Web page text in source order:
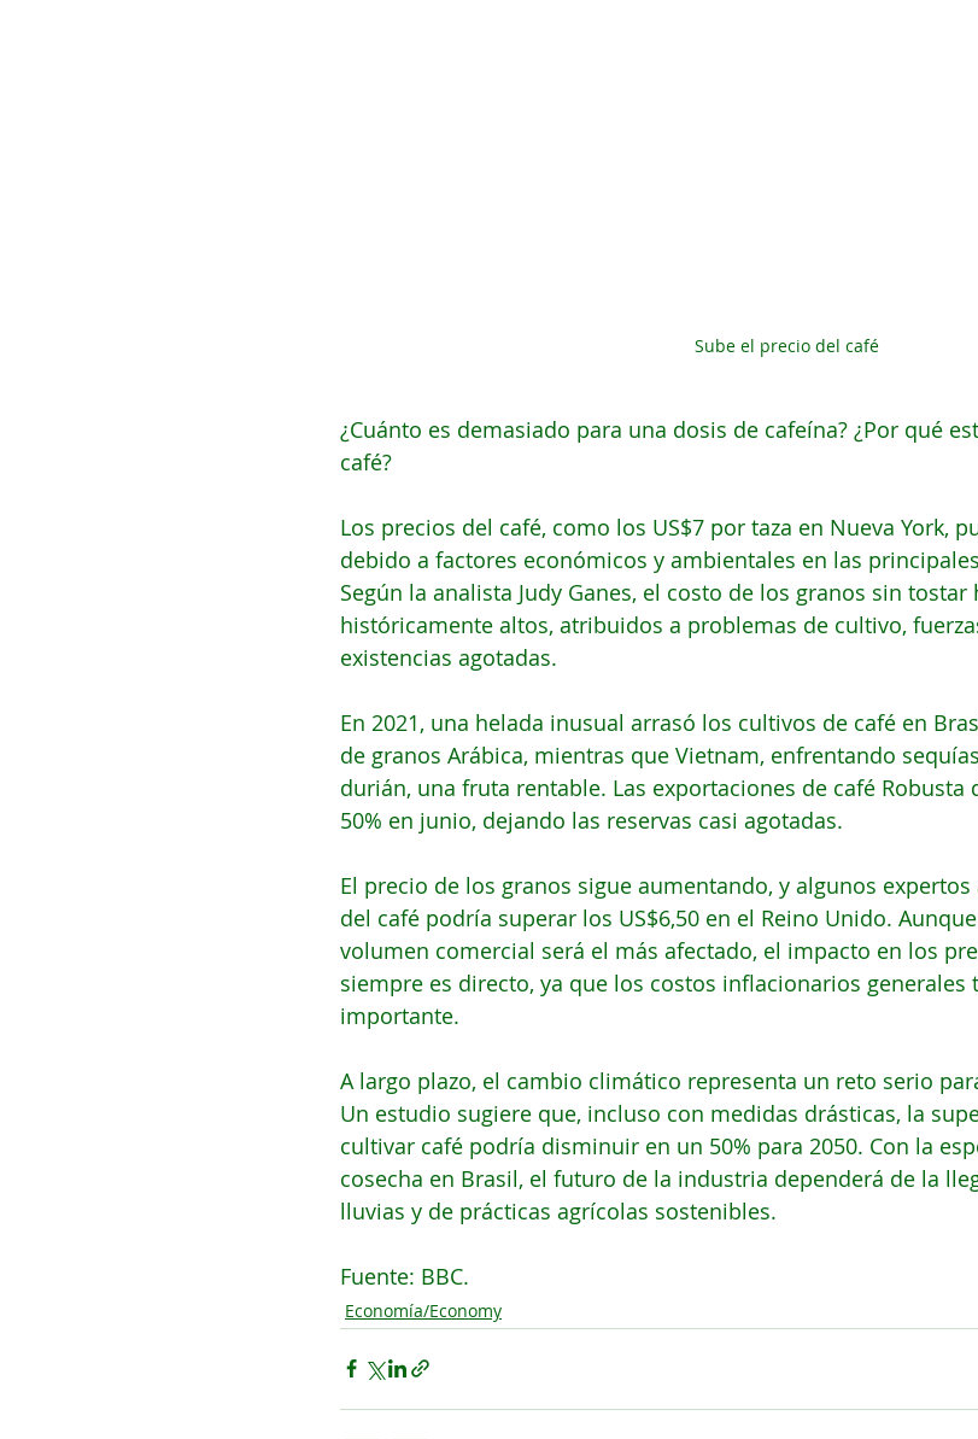
Sube el precio del café
¿Cuánto es demasiado para una dosis de cafeína? ¿Por qué
café?
Los precios del café, como los US$7 por taza en Nueva York,
debido a factores económicos y ambientales en las
Según la analista Judy Ganes, el costo de los granos sin tostar
históricamente altos, atribuidos a problemas de cultivo,
existencias agotadas.
En 2021, una helada inusual arrasó los cultivos de café en
de granos Arábica, mientras que Vietnam, enfrentando
durián, una fruta rentable. Las exportaciones de café Robusta
50% en junio, dejando las reservas casi agotadas.
El precio de los granos sigue aumentando, y algunos
del café podría superar los US$6,50 en el Reino Unido.
volumen comercial será el más afectado, el impacto en los
siempre es directo, ya que los costos inflacionarios generales
importante.
A largo plazo, el cambio climático representa un reto serio
Un estudio sugiere que, incluso con medidas drásticas, la
cultivar café podría disminuir en un 50% para 2050. Con la
cosecha en Brasil, el futuro de la industria dependerá de la
lluvias y de prácticas agrícolas sostenibles.
Fuente: BBC.
Economía/Economy